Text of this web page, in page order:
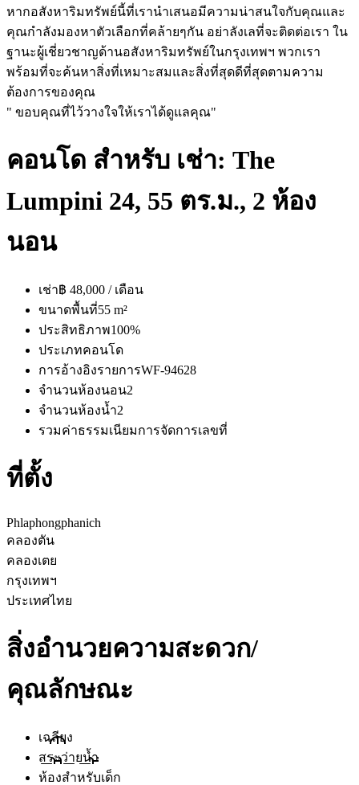
หากอสังหาริมทรัพย์นี้ที่เรานำเสนอมีความน่าสนใจกับคุณและ
คุณกำลังมองหาตัวเลือกที่คล้ายๆกัน อย่าลังเลที่จะติดต่อเรา ใน
ฐานะผู้เชี่ยวชาญด้านอสังหาริมทรัพย์ในกรุงเทพฯ พวกเรา
พร้อมที่จะค้นหาสิ่งที่เหมาะสมและสิ่งที่สุดดีที่สุดตามความ
ต้องการของคุณ
" ขอบคุณที่ไว้วางใจให้เราได้ดูแลคุณ"
คอนโด สำหรับ เช่า: The
Lumpini 24, 55 ตร.ม., 2 ห้อง
นอน
เช่า฿ 48,000 / เดือน
ขนาดพื้นที่55 m²
ประสิทธิภาพ100%
ประเภทคอนโด
การอ้างอิงรายการWF-94628
จำนวนห้องนอน2
จำนวนห้องน้ำ2
รวมค่าธรรมเนียมการจัดการเลขที่
ที่ตั้ง
Phlaphongphanich
คลองตัน
คลองเตย
กรุงเทพฯ
ประเทศไทย
สิ่งอำนวยความสะดวก/
คุณลักษณะ
เฉลียง
สระว่ายน้ำ
ห้องสำหรับเด็ก